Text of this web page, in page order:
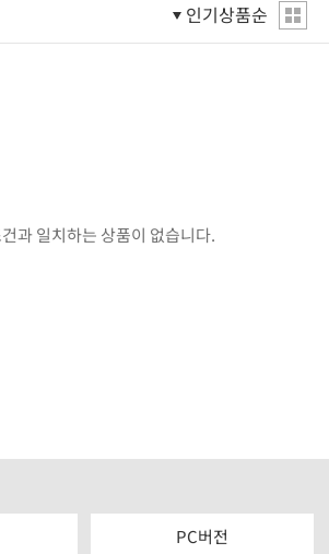
인기상품순
과 일치하는 상품이 없습니다.
PC버전